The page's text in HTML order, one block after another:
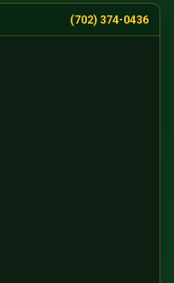
(702) 374-0436